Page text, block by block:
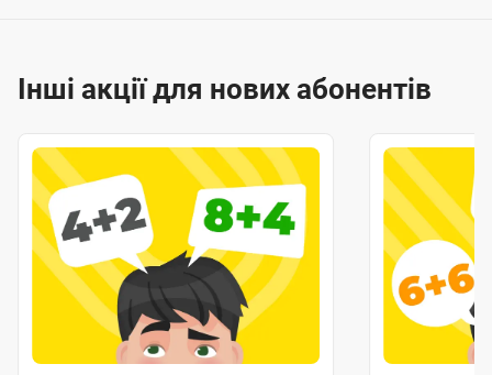
Інші акції для нових абонентів